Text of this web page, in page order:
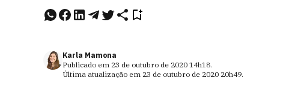
Karla Mamona
Publicado em 23 de outubro de 2020 14h18.
Última atualização em 23 de outubro de 2020 20h49.